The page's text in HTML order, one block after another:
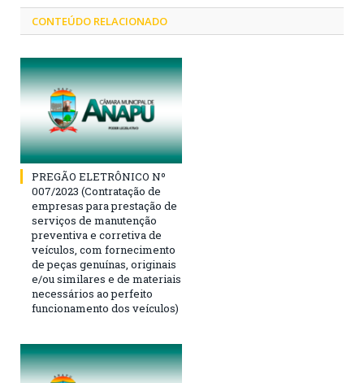
CONTEÚDO RELACIONADO
PREGÃO ELETRÔNICO Nº
007/2023 (Contratação de
empresas para prestação de
serviços de manutenção
preventiva e corretiva de
veículos, com fornecimento
de peças genuínas, originais
e/ou similares e de materiais
necessários ao perfeito
funcionamento dos veículos)